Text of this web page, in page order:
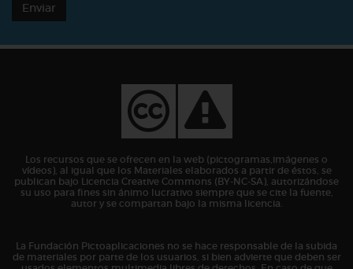
Enviar
Los recursos que se ofrecen en la web (pictogramas,imágenes o
vídeos), al igual que los Materiales elaborados a partir de éstos, se
publican bajo Licencia Creative Commons (BY-NC-SA), autorizándose
su uso para fines sin ánimo lucrativo siempre que se cite la fuente,
autor y se compartan bajo la misma licencia.
La Fundación Pictoaplicaciones no se hace responsable de la subida
de materiales por parte de los usuarios, si bien advierte que deben ser